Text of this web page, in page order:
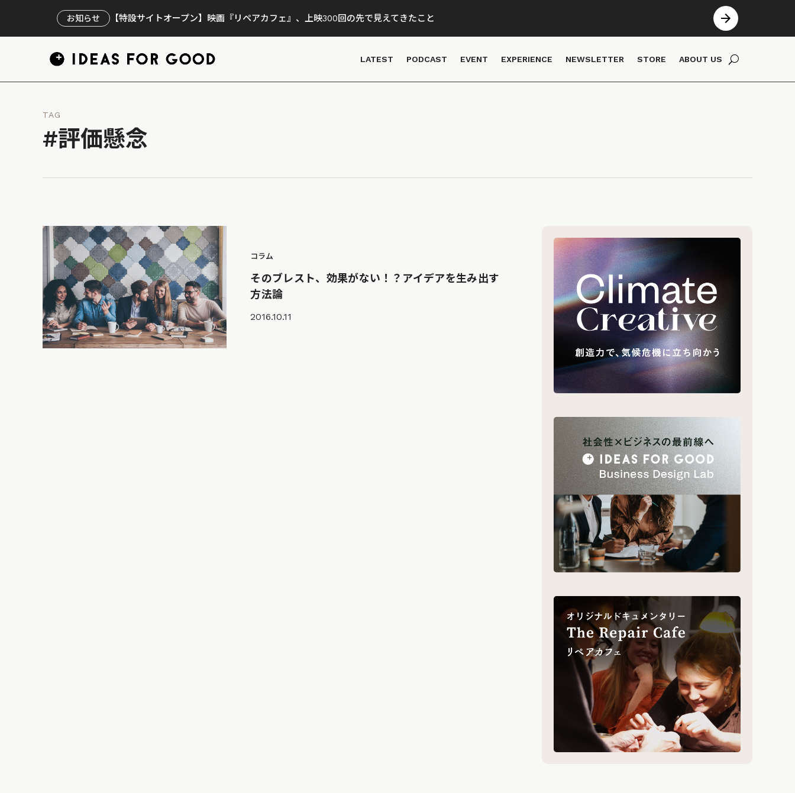
お知らせ 【特設サイトオープン】映画『リペアカフェ』、上映300回の先で見えてきたこと
LATEST PODCAST EVENT EXPERIENCE NEWSLETTER STORE ABOUT US
TAG
#評価懸念
コラム
そのブレスト、効果がない！？アイデアを生み出す
方法論
2016.10.11